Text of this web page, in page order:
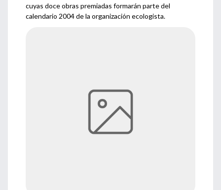
cuyas doce obras premiadas formarán parte del
calendario 2004 de la organización ecologista.